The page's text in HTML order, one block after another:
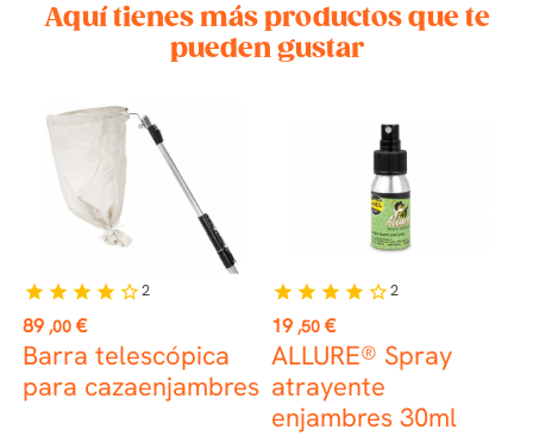
Aquí tienes más productos que te
pueden gustar
Precio
89 ,00 €
Barra telescópica
para cazaenjambres
star star star star star_border2
Precio
19 ,50 €
ALLURE® Spray
atrayente
enjambres 30ml
star star star star star_border2